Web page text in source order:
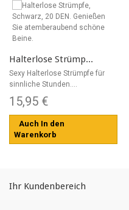
Halterlose Strümp...
Sexy Halterlose Strümpfe für
sinnliche Stunden....
15,95 €
Auch In den
Warenkorb
Ihr Kundenbereich